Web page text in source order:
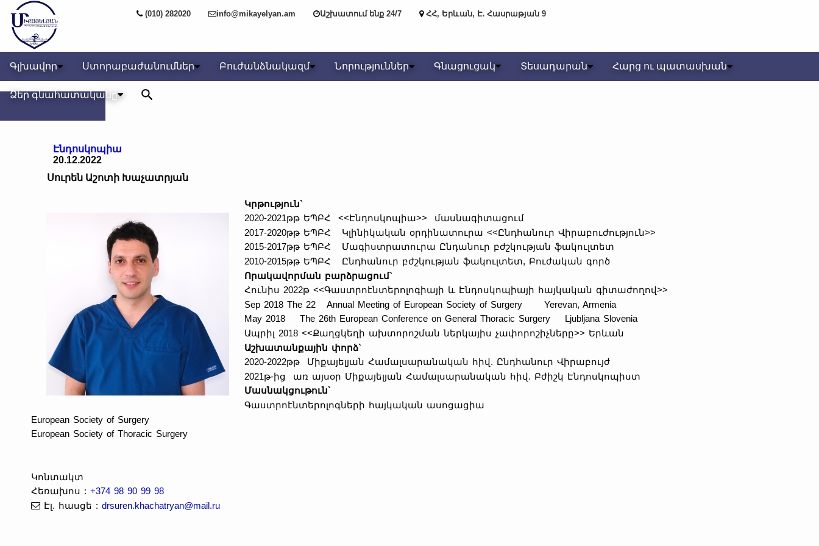
(010) 282020 info@mikayelyan.am Աշխատում ենք 24/7 ՀՀ, Երևան, Է․ Հասրաթյան 9
Գլխավոր Ստորաբաժանումներ Բուժանձնակազմ Նորություններ Գնացուցակ Տեսադարան Հարց ու պատասխան
Ձեր գնահատականը
Էնդոսկոպիա
20.12.2022
Սուրեն Աշոտի Խաչատրյան
Կրթություն`
2020-2021թթ ԵՊԲՀ <<Էնդոսկոպիա>> մասնագիտացում
2017-2020թթ ԵՊԲՀ Կլինիկական օրդինատուրա <<Ընդհանուր Վիրաբուժություն>>
2015-2017թթ ԵՊԲՀ Մագիստրատուրա Ընդանուր բժշկության ֆակուլտետ
2010-2015թթ ԵՊԲՀ Ընդհանուր բժշկության ֆակուլտետ, Բուժական գործ
Որակավորման բարձրացում`
Հունիս 2022թ <<Գաստրոէնտերոլոգիայի և Էնդոսկոպիայի հայկական գիտաժողով>>
Sep 2018 The 22 Annual Meeting of European Society of Surgery Yerevan, Armenia
May 2018 The 26th European Conference on General Thoracic Surgery Ljubljana Slovenia
Ապրիլ 2018 <<Քաղցկեղի ախտորոշման ներկայիս չափորոշիչները>> Երևան
Աշխատանքային փորձ`
2020-2022թթ Միքայելյան Համալսարանական հիվ. Ընդհանուր Վիրաբույժ
2021թ-ից առ այսօր Միքայելյան Համալսարանական հիվ. Բժիշկ Էնդոսկոպիստ
Մասնակցութուն`
Գաստրոէնտերոլոգների հայկական ասոցացիա
European Society of Surgery
European Society of Thoracic Surgery
Կոնտակտ
Հեռախոս :+374 98 90 99 98
Էլ. հասցե :drsuren.khachatryan@mail.ru